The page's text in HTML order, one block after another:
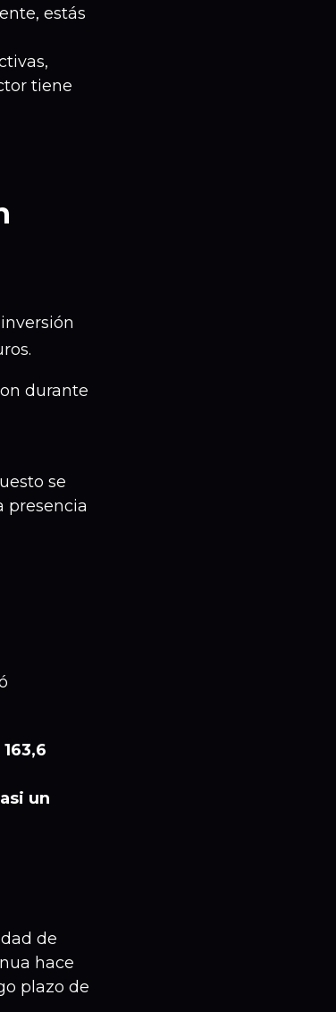
estás
tiene
durante
se
presencia
163,6
un
de
hace
plazo de